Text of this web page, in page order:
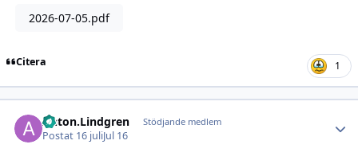
2026-07-05.pdf
Citera 1
Anton.Lindgren Stödjande medlem
Postat 16 juliJul 16